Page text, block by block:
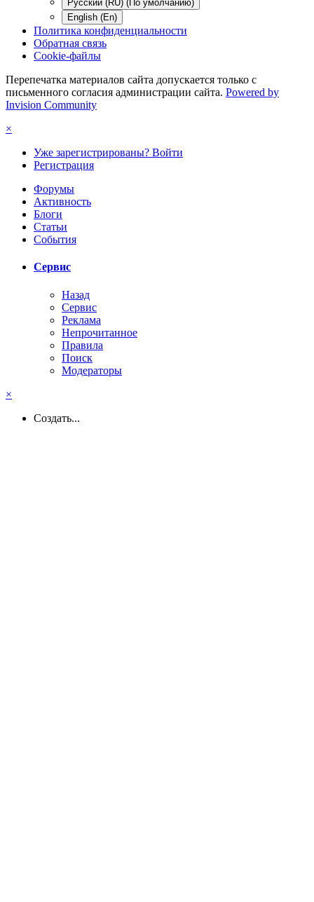
Русский (RU) (По умолчанию)
English (En)
Политика конфиденциальности
Обратная связь
Cookie-файлы
Перепечатка материалов сайта допускается только с
письменного согласия администрации сайта. Powered by
Invision Community
×
Уже зарегистрированы? Войти
Регистрация
Форумы
Активность
Блоги
Статьи
События
Сервис
Назад
Сервис
Реклама
Непрочитанное
Правила
Поиск
Модераторы
×
Создать...